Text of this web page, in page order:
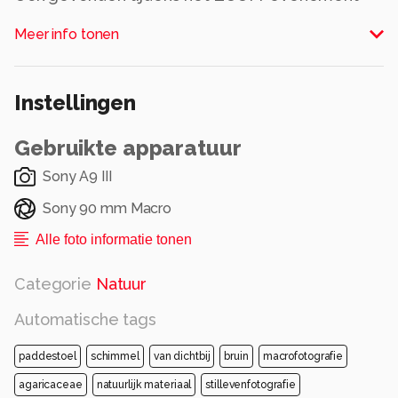
Hieraan trok me vooral het mooie licht.
Meer info tonen
Instellingen
Gebruikte apparatuur
Sony A9 III
Sony 90 mm Macro
Alle foto informatie tonen
Categorie Natuur
Automatische tags
paddestoel schimmel van dichtbij bruin macrofotografie
agaricaceae natuurlijk materiaal stillevenfotografie